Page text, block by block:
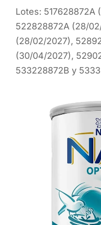
Lotes: 517628872A
522828872A (28/
(28/02/2027),
(30/04/2027),
533228872B y